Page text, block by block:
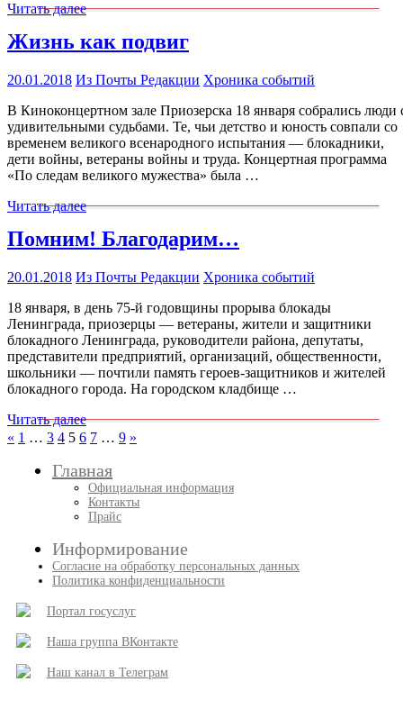
Читать далее
Жизнь как подвиг
20.01.2018 Из Почты Редакции Хроника событий
В Киноконцертном зале Приозерска 18 января собрались люди
удивительными судьбами. Те, чьи детство и юность совпали со
временем великого всенародного испытания — блокадники,
дети войны, ветераны войны и труда. Концертная программа
«По следам великого мужества» была …
Читать далее
Помним! Благодарим…
20.01.2018 Из Почты Редакции Хроника событий
18 января, в день 75-й годовщины прорыва блокады
Ленинграда, приозерцы — ветераны, жители и защитники
блокадного Ленинграда, руководители района, депутаты,
представители предприятий, организаций, общественности,
школьники — почтили память героев-защитников и жителей
блокадного города. На городском кладбище …
Читать далее
Пагинация
записей
« Пред.
1 … 3 4 5 6 7 … 9 След.
»
Главная
Официальная информация
Контакты
Прайс
Информирование
Согласие на обработку персональных данных
Политика конфиденциальности
Портал госуслуг
Наша группа ВКонтакте
Наш канал в Телеграм